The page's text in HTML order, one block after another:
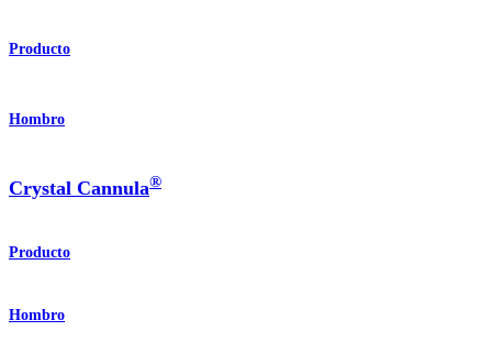
Producto
Hombro
Crystal Cannula®
Producto
Hombro